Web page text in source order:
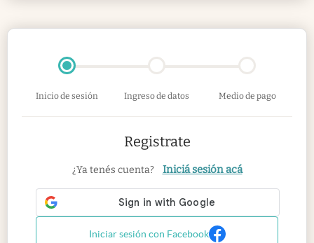
Inicio de sesión Ingreso de datos Medio de pago
Registrate
¿Ya tenés cuenta? Iniciá sesión acá
Iniciar sesión con Facebook